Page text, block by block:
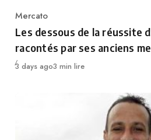
Category
Mercato
Les dessous de la réussite
racontés par ses anciens
Publié
3 days ago3 min lire